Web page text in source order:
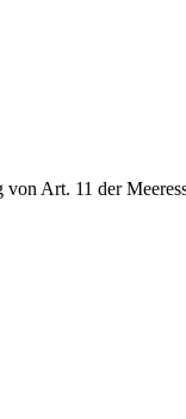
Art. 11 der